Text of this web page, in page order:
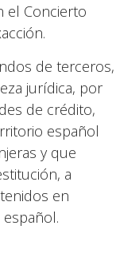
el Concierto
de terceros,
jurídica, por
de crédito,
español
y que
a
en